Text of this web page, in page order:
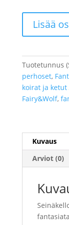
seinäkello
"Fairy
Wolf"
määrä
Lisää
Tuotetunnus
perhoset,
koirat ja ketut
Fairy&Wolf,
Kuvaus
Arviot (0)